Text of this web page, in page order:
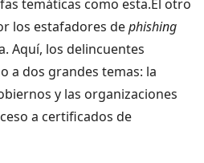
temáticas como esta.El otro
los estafadores dephishing
Aquí, los delincuentes
a dos grandes temas: la
y las organizaciones
a certificados de